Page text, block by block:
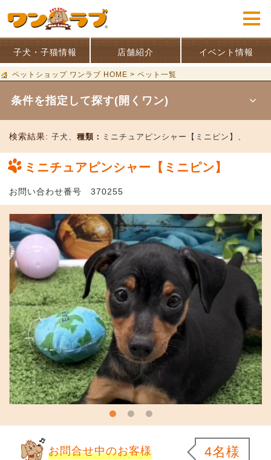
子犬・子猫情報 店舗紹介 イベント情報
ペットショップ ワンラブ HOME > ペット一覧
条件を指定して探す(開くワン)
検索結果: 子犬、 種類： ミニチュアピンシャー【ミニピン】、
ミニチュアピンシャー【ミニピン】
お問い合わせ番号 370255
お問合せ中のお客様 4名様